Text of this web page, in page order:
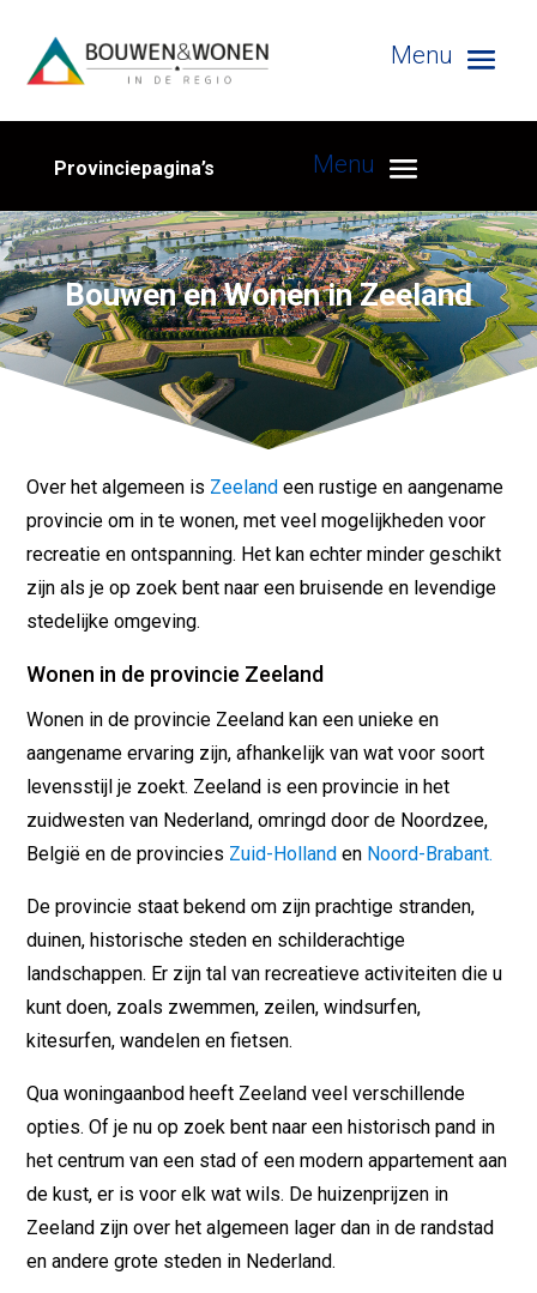
Provinciepagina’s
Bouwen en Wonen in Zeeland
Over het algemeen is Zeeland een rustige en aangename
provincie om in te wonen, met veel mogelijkheden voor
recreatie en ontspanning. Het kan echter minder geschikt
zijn als je op zoek bent naar een bruisende en levendige
stedelijke omgeving.
Wonen in de provincie Zeeland
Wonen in de provincie Zeeland kan een unieke en
aangename ervaring zijn, afhankelijk van wat voor soort
levensstijl je zoekt. Zeeland is een provincie in het
zuidwesten van Nederland, omringd door de Noordzee,
België en de provincies Zuid-Holland en Noord-Brabant.
De provincie staat bekend om zijn prachtige stranden,
duinen, historische steden en schilderachtige
landschappen. Er zijn tal van recreatieve activiteiten die u
kunt doen, zoals zwemmen, zeilen, windsurfen,
kitesurfen, wandelen en fietsen.
Qua woningaanbod heeft Zeeland veel verschillende
opties. Of je nu op zoek bent naar een historisch pand in
het centrum van een stad of een modern appartement aan
de kust, er is voor elk wat wils. De huizenprijzen in
Zeeland zijn over het algemeen lager dan in de randstad
en andere grote steden in Nederland.